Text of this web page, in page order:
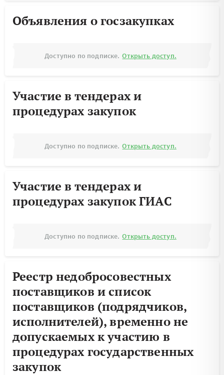
Объявления о госзакупках
Доступно по подписке. Открыть доступ.
Участие в тендерах и
процедурах закупок
Доступно по подписке. Открыть доступ.
Участие в тендерах и
процедурах закупок ГИАС
Доступно по подписке. Открыть доступ.
Реестр недобросовестных
поставщиков и список
поставщиков (подрядчиков,
исполнителей), временно не
допускаемых к участию в
процедурах государственных
закупок